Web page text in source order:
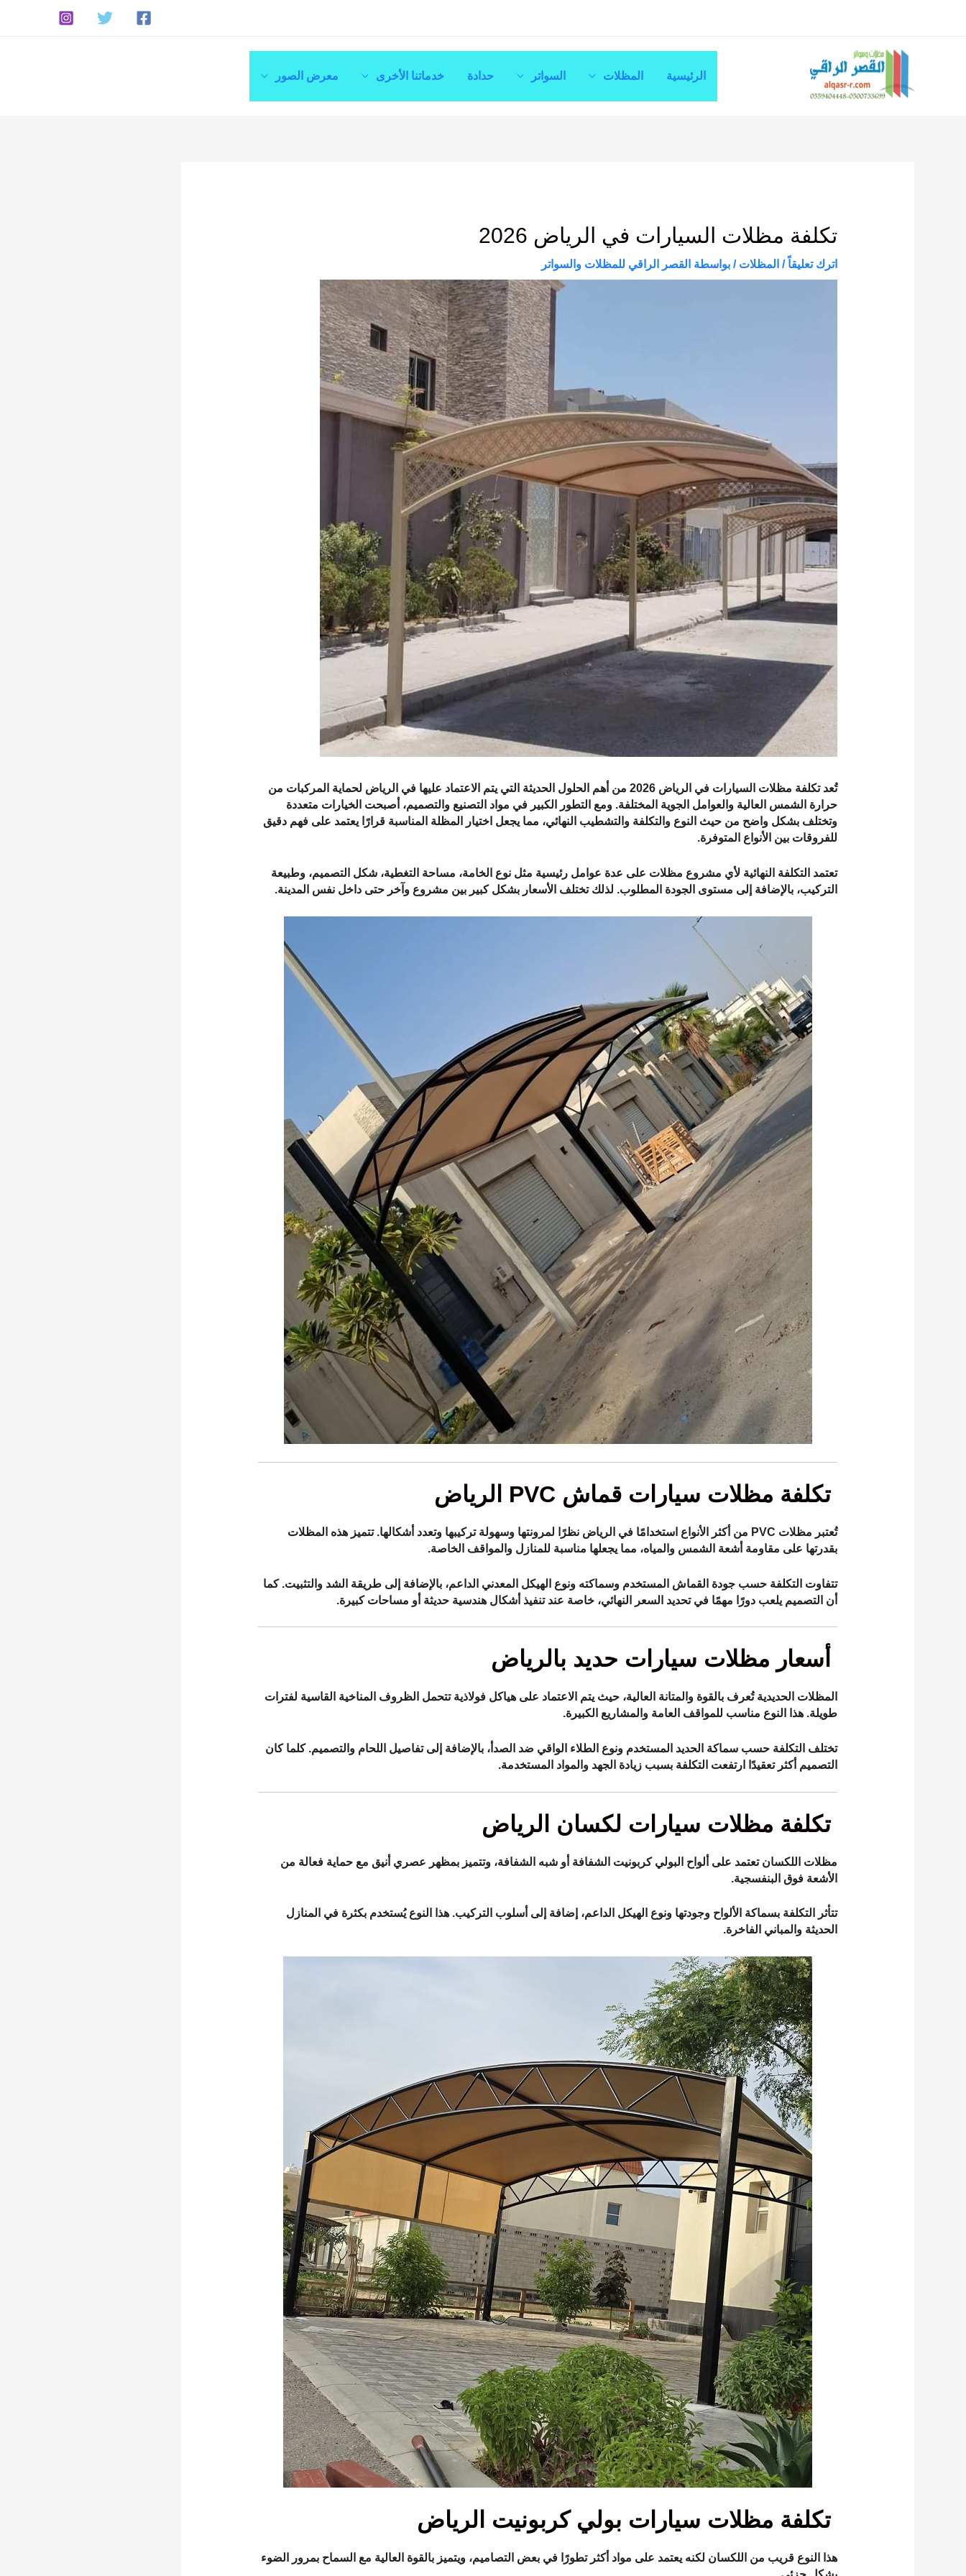
الرئيسية المظلات السواتر حدادة خدماتنا الأخرى معرض الصور
تكلفة مظلات السيارات في الرياض 2026
اترك تعليقاً / المظلات / بواسطة القصر الراقي للمظلات والسواتر
تُعد تكلفة مظلات السيارات في الرياض 2026 من أهم الحلول الحديثة التي يتم الاعتماد عليها في الرياض لحماية المركبات من
حرارة الشمس العالية والعوامل الجوية المختلفة. ومع التطور الكبير في مواد التصنيع والتصميم، أصبحت الخيارات متعددة
وتختلف بشكل واضح من حيث النوع والتكلفة والتشطيب النهائي، مما يجعل اختيار المظلة المناسبة قرارًا يعتمد على فهم دقيق
للفروقات بين الأنواع المتوفرة.
تعتمد التكلفة النهائية لأي مشروع مظلات على عدة عوامل رئيسية مثل نوع الخامة، مساحة التغطية، شكل التصميم، وطبيعة
التركيب، بالإضافة إلى مستوى الجودة المطلوب. لذلك تختلف الأسعار بشكل كبير بين مشروع وآخر حتى داخل نفس المدينة.
تكلفة مظلات سيارات قماش PVC الرياض
تُعتبر مظلات PVC من أكثر الأنواع استخدامًا في الرياض نظرًا لمرونتها وسهولة تركيبها وتعدد أشكالها. تتميز هذه المظلات
بقدرتها على مقاومة أشعة الشمس والمياه، مما يجعلها مناسبة للمنازل والمواقف الخاصة.
تتفاوت التكلفة حسب جودة القماش المستخدم وسماكته ونوع الهيكل المعدني الداعم، بالإضافة إلى طريقة الشد والتثبيت. كما
أن التصميم يلعب دورًا مهمًا في تحديد السعر النهائي، خاصة عند تنفيذ أشكال هندسية حديثة أو مساحات كبيرة.
أسعار مظلات سيارات حديد بالرياض
المظلات الحديدية تُعرف بالقوة والمتانة العالية، حيث يتم الاعتماد على هياكل فولاذية تتحمل الظروف المناخية القاسية لفترات
طويلة. هذا النوع مناسب للمواقف العامة والمشاريع الكبيرة.
تختلف التكلفة حسب سماكة الحديد المستخدم ونوع الطلاء الواقي ضد الصدأ، بالإضافة إلى تفاصيل اللحام والتصميم. كلما كان
التصميم أكثر تعقيدًا ارتفعت التكلفة بسبب زيادة الجهد والمواد المستخدمة.
تكلفة مظلات سيارات لكسان الرياض
مظلات اللكسان تعتمد على ألواح البولي كربونيت الشفافة أو شبه الشفافة، وتتميز بمظهر عصري أنيق مع حماية فعالة من
الأشعة فوق البنفسجية.
تتأثر التكلفة بسماكة الألواح وجودتها ونوع الهيكل الداعم، إضافة إلى أسلوب التركيب. هذا النوع يُستخدم بكثرة في المنازل
الحديثة والمباني الفاخرة.
تكلفة مظلات سيارات بولي كربونيت الرياض
هذا النوع قريب من اللكسان لكنه يعتمد على مواد أكثر تطورًا في بعض التصاميم، ويتميز بالقوة العالية مع السماح بمرور الضوء